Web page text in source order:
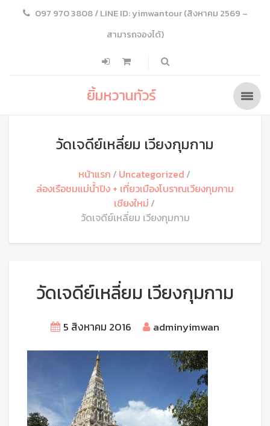
097 970 3808 / LINE ID: yimwantour (สิงหาคม 2569 –
สามารถจองได้)
ยิ้มหวานทัวร์
วัดเจดีย์เหลี่ยม เวียงกุมกาม
หน้าแรก
Uncategorized
ล่องเรือชมแม่น้ำปิง + เที่ยวเมืองโบราณเวียงกุมกาม
เชียงใหม่
วัดเจดีย์เหลี่ยม เวียงกุมกาม
วัดเจดีย์เหลี่ยม เวียงกุมกาม
5 สิงหาคม 2016 adminyimwan